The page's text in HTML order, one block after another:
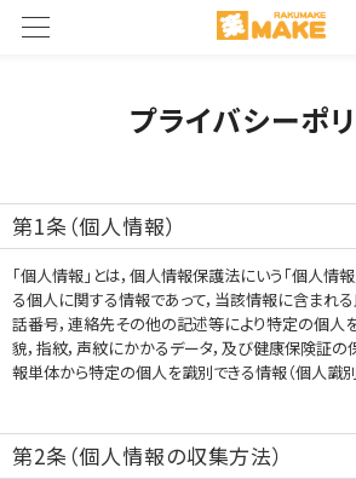
プライバシーポ
第1条（個人情報）
「個人情報」とは，個人情報保護法にいう「個人情
る個人に関する情報であって，当該情報に含まれる
話番号，連絡先その他の記述等により特定の個人
貌，指紋，声紋にかかるデータ，及び健康保険証
報単体から特定の個人を識別できる情報（個人識別
第2条（個人情報の収集方法）